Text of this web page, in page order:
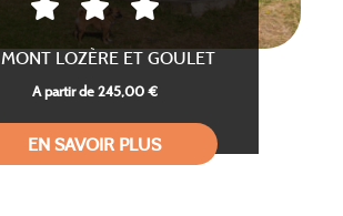
MONT LOZÈRE ET GOULET
A partir de 245,00 €
EN SAVOIR PLUS